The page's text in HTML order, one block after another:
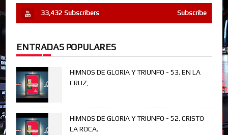
33,432 Subscribers Subscribe
ENTRADAS POPULARES
HIMNOS DE GLORIA Y TRIUNFO - 53. EN LA
CRUZ,
HIMNOS DE GLORIA Y TRIUNFO - 52. CRISTO
LA ROCA.